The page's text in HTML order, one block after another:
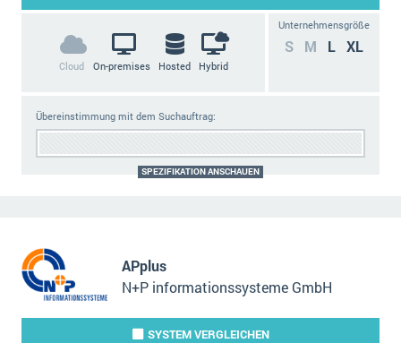
Cloud On-premises Hosted Hybrid
Unternehmensgröße
S M L XL
Übereinstimmung mit dem Suchauftrag:
SPEZIFIKATION ANSCHAUEN
APplus
N+P informationssysteme GmbH
SYSTEMVERGLEICHEN